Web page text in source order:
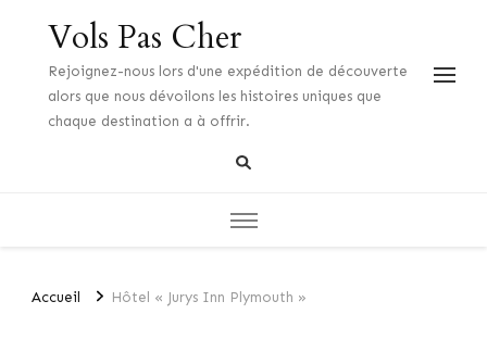
Vols Pas Cher
Rejoignez-nous lors d'une expédition de découverte
alors que nous dévoilons les histoires uniques que
chaque destination a à offrir.
Accueil Hôtel « Jurys Inn Plymouth »